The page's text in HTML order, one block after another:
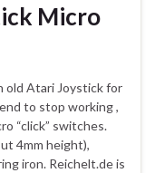
Micro
old Atari Joystick for
to stop working ,
“click” switches.
4mm height),
iron. Reichelt.de is